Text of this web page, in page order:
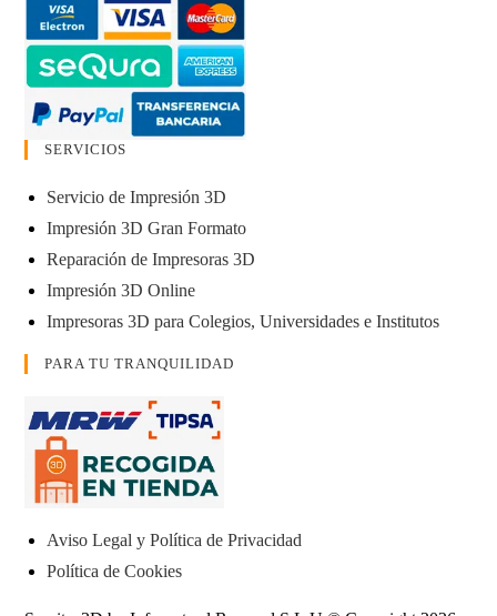
SERVICIOS
Servicio de Impresión 3D
Impresión 3D Gran Formato
Reparación de Impresoras 3D
Impresión 3D Online
Impresoras 3D para Colegios, Universidades e Institutos
PARA TU TRANQUILIDAD
Aviso Legal y Política de Privacidad
Política de Cookies